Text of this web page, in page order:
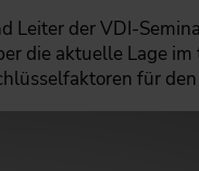
Leiter der VDI-
die aktuelle Lage
für